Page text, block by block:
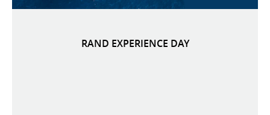
RAND EXPERIENCE DAY